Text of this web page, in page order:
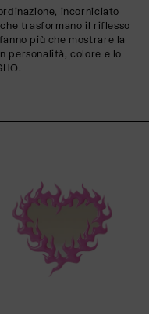
incorniciato
trasformano il riflesso
più che mostrare la
personalità, colore e lo